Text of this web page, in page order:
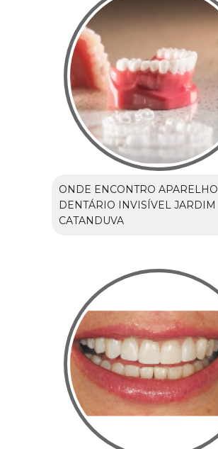
ONDE ENCONTRO APARELHO
DENTÁRIO INVISÍVEL JARDIM
CATANDUVA